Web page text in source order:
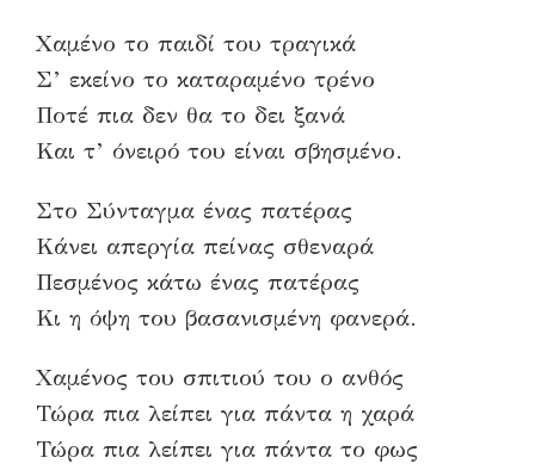
Χαμένο το παιδί του τραγικά
Σ’ εκείνο το καταραμένο τρένο
Ποτέ πια δεν θα το δει ξανά
Και τ’ όνειρό του είναι σβησμένο.
Στο Σύνταγμα ένας πατέρας
Κάνει απεργία πείνας σθεναρά
Πεσμένος κάτω ένας πατέρας
Κι η όψη του βασανισμένη φανερά.
Χαμένος του σπιτιού του ο ανθός
Τώρα πια λείπει για πάντα η χαρά
Τώρα πια λείπει για πάντα το φως